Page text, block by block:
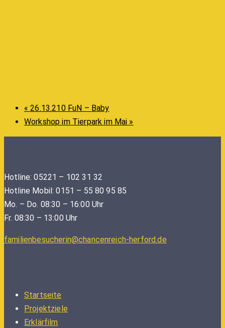
« 26.13.210 FuN – Baby
Workshop im Tierpark im Mai »
Hotline: 05221 – 102 31 32
Hotline Mobil: 0151 – 55 80 95 85
Mo. – Do. 08:30 – 16:00 Uhr
Fr. 08:30 – 13:00 Uhr
familienbesucherin@chancenreich-herford.de
Startseite
Projektziele
Erklärfilm